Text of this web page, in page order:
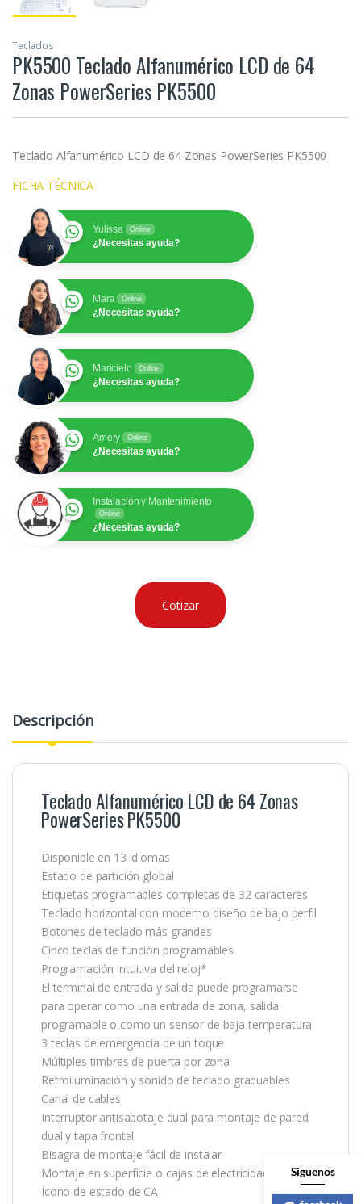
Teclados
PK5500 Teclado Alfanumérico LCD de 64
Zonas PowerSeries PK5500
Teclado Alfanumérico LCD de 64 Zonas PowerSeries PK5500
FICHA TÉCNICA
Yulissa Online
¿Necesitas ayuda?
Mara Online
¿Necesitas ayuda?
Maricielo Online
¿Necesitas ayuda?
Amery Online
¿Necesitas ayuda?
Instalación y Mantenimiento
Online
¿Necesitas ayuda?
Cotizar
Descripción
Teclado Alfanumérico LCD de 64 Zonas
PowerSeries PK5500
Disponible en 13 idiomas
Estado de partición global
Etiquetas programables completas de 32 caracteres
Teclado horizontal con moderno diseño de bajo perfil
Botones de teclado más grandes
Cinco teclas de función programables
Programación intuitiva del reloj*
El terminal de entrada y salida puede programarse
para operar como una entrada de zona, salida
programable o como un sensor de baja temperatura
3 teclas de emergencia de un toque
Múltiples timbres de puerta por zona
Retroiluminación y sonido de teclado graduables
Canal de cables
Interruptor antisabotaje dual para montaje de pared
dual y tapa frontal
Bisagra de montaje fácil de instalar
Montaje en superficie o cajas de electricidad simple
Ícono de estado de CA
Siguenos